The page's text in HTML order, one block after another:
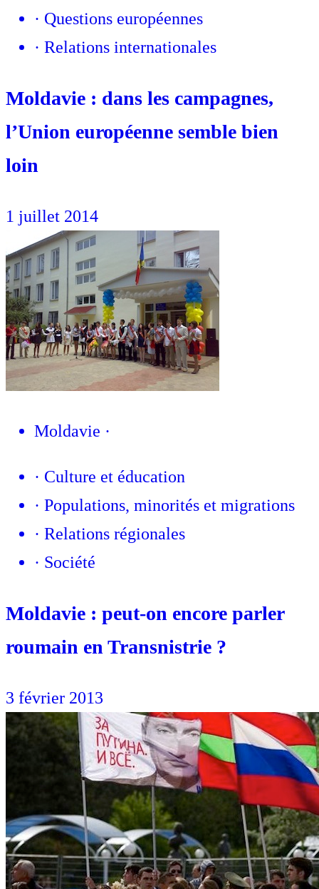
· Questions européennes
· Relations internationales
Moldavie : dans les campagnes,
l’Union européenne semble bien
loin
1 juillet 2014
Moldavie ·
· Culture et éducation
· Populations, minorités et migrations
· Relations régionales
· Société
Moldavie : peut-on encore parler
roumain en Transnistrie ?
3 février 2013